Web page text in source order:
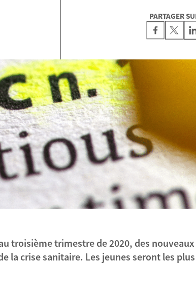
PARTAGER
troisième trimestre de 2020, des nouveaux
la crise sanitaire. Les jeunes seront les plus